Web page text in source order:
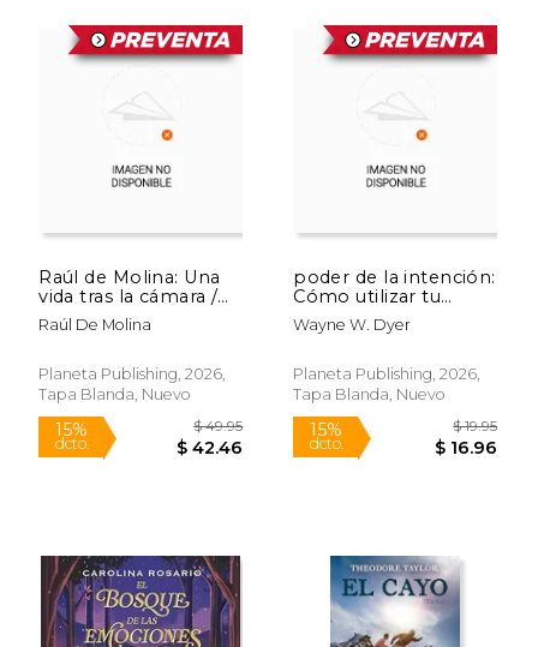
15% 15%
Raúl de Molina: Una
vida tras la cámara /
Raúl de Molina: A Life
Behind the Camera
Raúl De Molina
Planeta Publishing, 2026,
Tapa Blanda, Nuevo
poder de la intención:
Cómo utilizar tu
poder de
manifestación para
feliz / The Power of
Intention
Wayne W. Dyer
Planeta Publishing, 2026,
Tapa Blanda, Nuevo